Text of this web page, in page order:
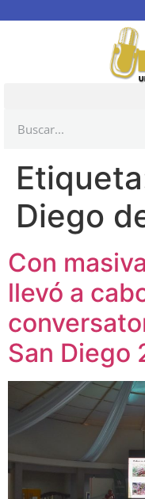
Diego
Con
llevó a
San Diego